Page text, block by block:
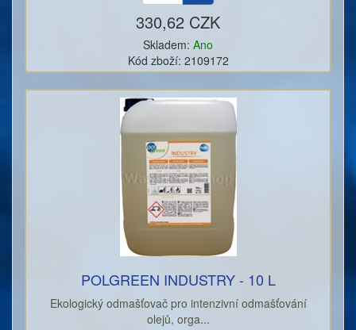
330,62 CZK
Skladem: Ano
Kód zboží: 2109172
POLGREEN INDUSTRY - 10 L
Ekologický odmašťovač pro intenzivní odmašťování
olejů, orga...